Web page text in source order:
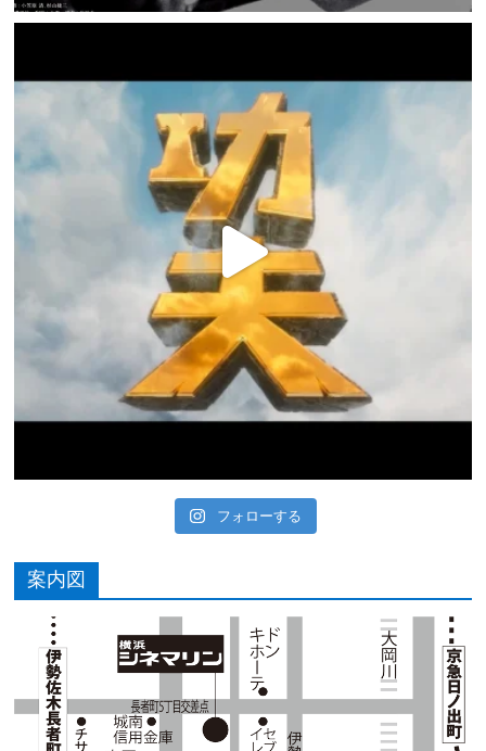
フォローする
案内図